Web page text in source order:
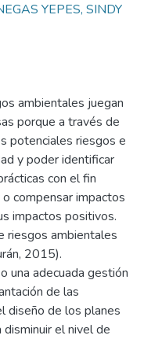
YEPES, SINDY
ambientales juegan
porque a través de
potenciales riesgos e
y poder identificar
con el fin
compensar impactos
impactos positivos.
riesgos ambientales
2015).
una adecuada gestión
de las
diseño de los planes
el nivel de